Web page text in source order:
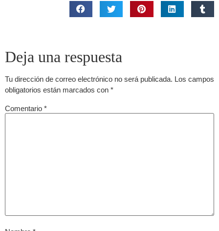
Deja una respuesta
Tu dirección de correo electrónico no será publicada. Los campos
obligatorios están marcados con *
Comentario *